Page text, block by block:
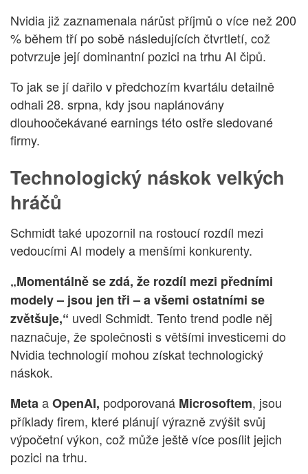
Nvidia již zaznamenala nárůst příjmů o více než 200
% během tří po sobě následujících čtvrtletí, což
potvrzuje její dominantní pozici na trhu AI čipů.
To jak se jí dařilo v předchozím kvartálu detailně
odhali 28. srpna, kdy jsou naplánovány
dlouhoočekávané earnings této ostře sledované
firmy.
Technologický náskok velkých
hráčů
Schmidt také upozornil na rostoucí rozdíl mezi
vedoucími AI modely a menšími konkurenty.
„Momentálně se zdá, že rozdíl mezi předními
modely – jsou jen tři – a všemi ostatními se
zvětšuje,“ uvedl Schmidt. Tento trend podle něj
naznačuje, že společnosti s většími investicemi do
Nvidia technologií mohou získat technologický
náskok.
MetaaOpenAI, podporovaná Microsoftem, jsou
příklady firem, které plánují výrazně zvýšit svůj
výpočetní výkon, což může ještě více posílit jejich
pozici na trhu.